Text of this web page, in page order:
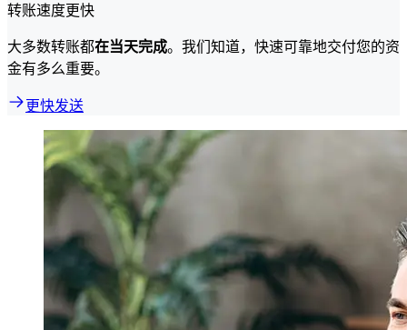
转账速度更快
大多数转账都在当天完成。我们知道，快速可靠地交付您的资
金有多么重要。
更快发送